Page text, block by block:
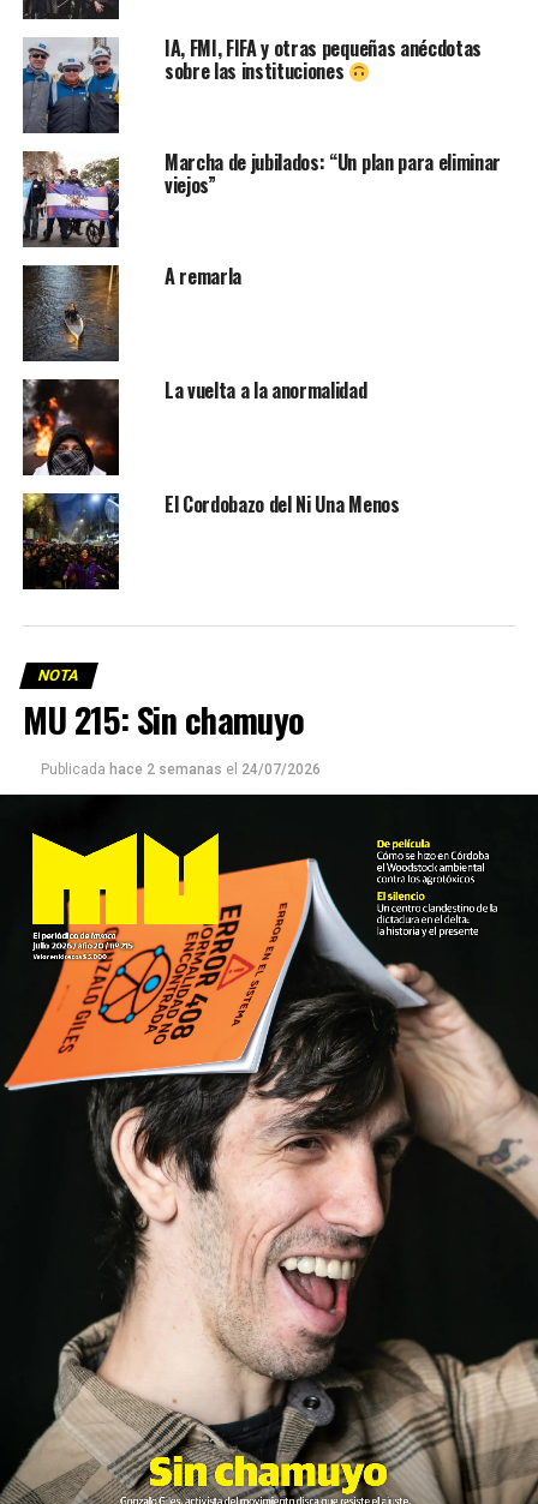
IA, FMI, FIFA y otras pequeñas anécdotas
sobre las instituciones
Marcha de jubilados: “Un plan para eliminar
viejos”
A remarla
La vuelta a la anormalidad
El Cordobazo del Ni Una Menos
NOTA
MU 215: Sin chamuyo
Publicada hace 2 semanas el 24/07/2026